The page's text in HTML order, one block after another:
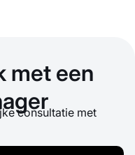
met een
consultatie met